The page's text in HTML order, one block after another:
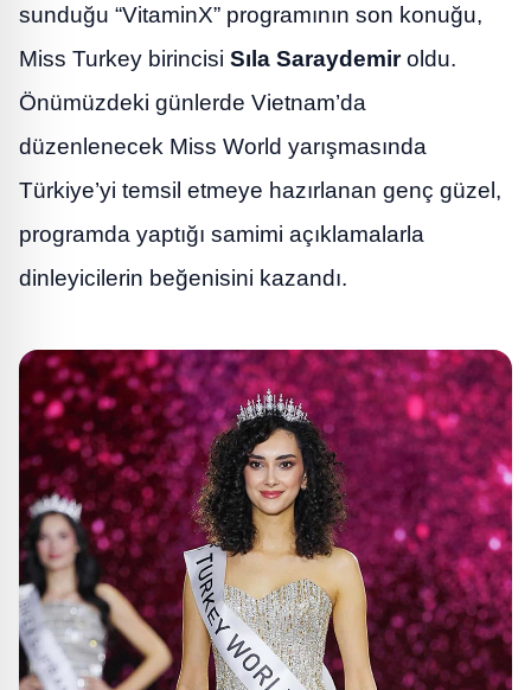
sunduğu “VitaminX” programının son konuğu,
Miss Turkey birincisi Sıla Saraydemiroldu.
Önümüzdeki günlerde Vietnam’da
düzenlenecek Miss World yarışmasında
Türkiye’yi temsil etmeye hazırlanan genç güzel,
programda yaptığı samimi açıklamalarla
dinleyicilerin beğenisini kazandı.